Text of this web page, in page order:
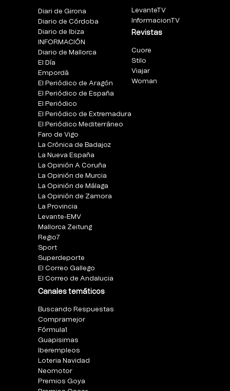
Diari de Girona
Diario de Córdoba
Diario de Ibiza
INFORMACIÓN
Diario de Mallorca
El Día
Empordà
El Periódico de Aragón
El Periódico de España
El Periódico
El Periódico de Extremadura
El Periódico Mediterráneo
Faro de Vigo
La Crónica de Badajoz
La Nueva España
La Opinión A Coruña
La Opinión de Murcia
La Opinión de Málaga
La Opinión de Zamora
La Provincia
Levante-EMV
Mallorca Zeitung
Regio7
Sport
Superdeporte
El Correo Gallego
El Correo de Andalucia
Canales temáticos
Buscando Respuestas
Compramejor
Fórmula1
Guapisimas
Iberempleos
Loteria Navidad
Neomotor
Premios Goya
LevanteTV
InformacionTV
Revistas
Cuore
Stilo
Viajar
Woman